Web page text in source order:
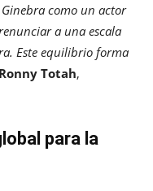
como un actor
a una escala
Este equilibrio forma
Ronny Totah,
para la